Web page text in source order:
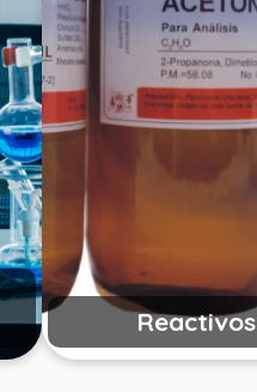
Reactivos